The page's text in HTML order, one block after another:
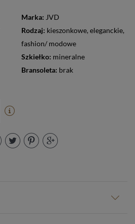
Marka: JVD
Rodzaj: kieszonkowe, eleganckie,
fashion/ modowe
Szkiełko: mineralne
Bransoleta: brak